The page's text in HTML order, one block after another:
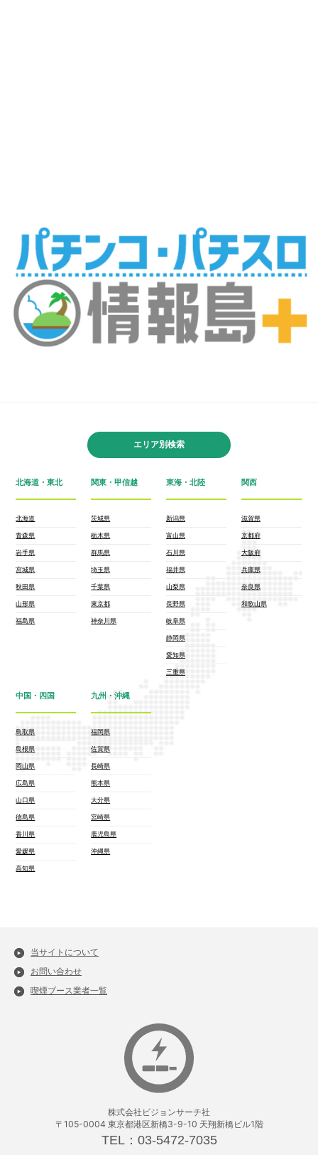
エリア別検索
北海道・東北
北海道
青森県
岩手県
宮城県
秋田県
山形県
福島県
関東・甲信越
茨城県
栃木県
群馬県
埼玉県
千葉県
東京都
神奈川県
東海・北陸
新潟県
富山県
石川県
福井県
山梨県
長野県
岐阜県
静岡県
愛知県
三重県
関西
滋賀県
京都府
大阪府
兵庫県
奈良県
和歌山県
中国・四国
鳥取県
島根県
岡山県
広島県
山口県
徳島県
香川県
愛媛県
高知県
九州・沖縄
福岡県
佐賀県
長崎県
熊本県
大分県
宮崎県
鹿児島県
沖縄県
当サイトについて
お問い合わせ
喫煙ブース業者一覧
株式会社ビジョンサーチ社
〒105-0004 東京都港区新橋3-9-10 天翔新橋ビル1階
TEL：03-5472-7035